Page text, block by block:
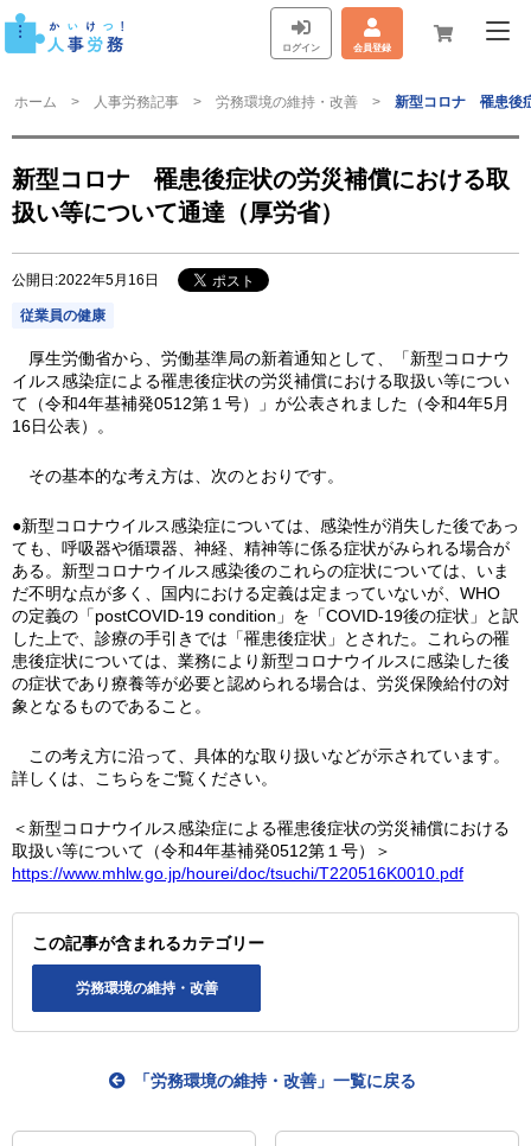
ログイン 会員登録
ホーム 人事労務記事 労務環境の維持・改善 新型コロナ 罹患後
新型コロナ 罹患後症状の労災補償における取
扱い等について通達（厚労省）
公開日:2022年5月16日
従業員の健康
厚生労働省から、労働基準局の新着通知として、「新型コロナウ
イルス感染症による罹患後症状の労災補償における取扱い等につい
て（令和4年基補発0512第１号）」が公表されました（令和4年5月
16日公表）。
その基本的な考え方は、次のとおりです。
●新型コロナウイルス感染症については、感染性が消失した後であっ
ても、呼吸器や循環器、神経、精神等に係る症状がみられる場合が
ある。新型コロナウイルス感染後のこれらの症状については、いま
だ不明な点が多く、国内における定義は定まっていないが、WHO
の定義の「postCOVID-19 condition」を「COVID-19後の症状」と訳
した上で、診療の手引きでは「罹患後症状」とされた。これらの罹
患後症状については、業務により新型コロナウイルスに感染した後
の症状であり療養等が必要と認められる場合は、労災保険給付の対
象となるものであること。
この考え方に沿って、具体的な取り扱いなどが示されています。
詳しくは、こちらをご覧ください。
＜新型コロナウイルス感染症による罹患後症状の労災補償における
取扱い等について（令和4年基補発0512第１号）＞
https://www.mhlw.go.jp/hourei/doc/tsuchi/T220516K0010.pdf
この記事が含まれるカテゴリー
労務環境の維持・改善
「労務環境の維持・改善」一覧に戻る